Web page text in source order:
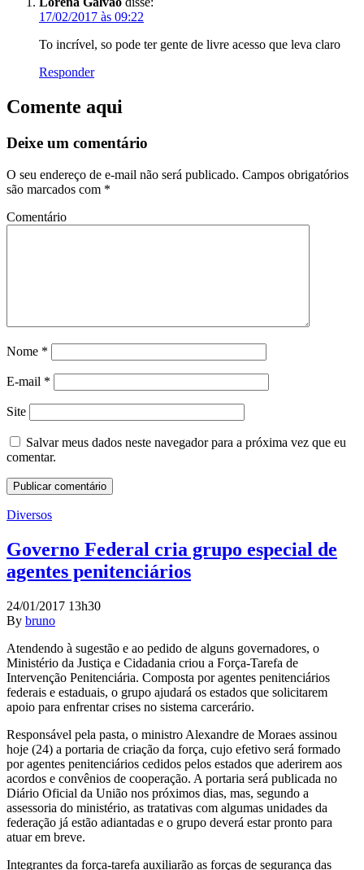
17/02/2017 às 09:22
To incrível, so pode ter gente de livre acesso que leva claro
Responder
Comente aqui
Deixe um comentário
O seu endereço de e-mail não será publicado. Campos obrigatórios
são marcados com *
Comentário
Nome *
E-mail *
Site
Salvar meus dados neste navegador para a próxima vez que eu
comentar.
Diversos
Governo Federal cria grupo especial de
agentes penitenciários
24/01/2017 13h30
By bruno
Atendendo à sugestão e ao pedido de alguns governadores, o
Ministério da Justiça e Cidadania criou a Força-Tarefa de
Intervenção Penitenciária. Composta por agentes penitenciários
federais e estaduais, o grupo ajudará os estados que solicitarem
apoio para enfrentar crises no sistema carcerário.
Responsável pela pasta, o ministro Alexandre de Moraes assinou
hoje (24) a portaria de criação da força, cujo efetivo será formado
por agentes penitenciários cedidos pelos estados que aderirem aos
acordos e convênios de cooperação. A portaria será publicada no
Diário Oficial da União nos próximos dias, mas, segundo a
assessoria do ministério, as tratativas com algumas unidades da
federação já estão adiantadas e o grupo deverá estar pronto para
atuar em breve.
Integrantes da força-tarefa auxiliarão as forças de segurança das